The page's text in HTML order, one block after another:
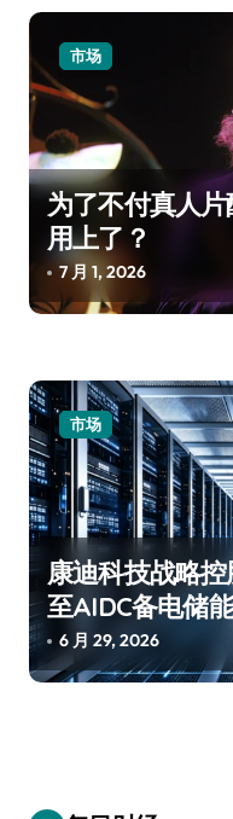
市场
为了不付真人
用上了？
7 月 1, 2026
市场
康迪科技战略
至AIDC备电储能
6 月 29, 2026